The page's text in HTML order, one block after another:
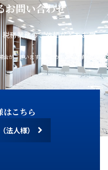
お問い合わせ
務業務のご依頼などをお受
がございます。あらかじめご了承くだ
はこちら
法人様）